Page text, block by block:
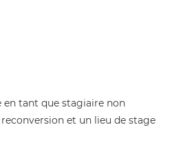
tant que stagiaire non
et un lieu de stage